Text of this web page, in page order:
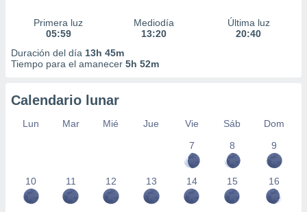
Primera luz
05:59
Mediodía
13:20
Última luz
20:40
Duración del día 13h 45m
Tiempo para el amanecer 5h 52m
Calendario lunar
Lun Mar Mié Jue Vie Sáb
Dom
7
8 9
10 11 12 13 14 15 16